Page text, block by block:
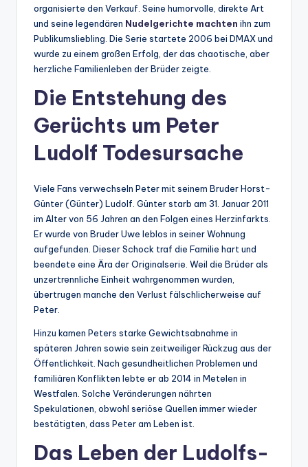
organisierte den Verkauf. Seine humorvolle, direkte Art
und seine legendären Nudelgerichte machten ihn zum
Publikumsliebling. Die Serie startete 2006 bei DMAX und
wurde zu einem großen Erfolg, der das chaotische, aber
herzliche Familienleben der Brüder zeigte.
Die Entstehung des
Gerüchts um Peter
Ludolf Todesursache
Viele Fans verwechseln Peter mit seinem Bruder Horst-
Günter (Günter) Ludolf. Günter starb am 31. Januar 2011
im Alter von 56 Jahren an den Folgen eines Herzinfarkts.
Er wurde von Bruder Uwe leblos in seiner Wohnung
aufgefunden. Dieser Schock traf die Familie hart und
beendete eine Ära der Originalserie. Weil die Brüder als
unzertrennliche Einheit wahrgenommen wurden,
übertrugen manche den Verlust fälschlicherweise auf
Peter.
Hinzu kamen Peters starke Gewichtsabnahme in
späteren Jahren sowie sein zeitweiliger Rückzug aus der
Öffentlichkeit. Nach gesundheitlichen Problemen und
familiären Konflikten lebte er ab 2014 in Metelen in
Westfalen. Solche Veränderungen nährten
Spekulationen, obwohl seriöse Quellen immer wieder
bestätigten, dass Peter am Leben ist.
Das Leben der Ludolfs-